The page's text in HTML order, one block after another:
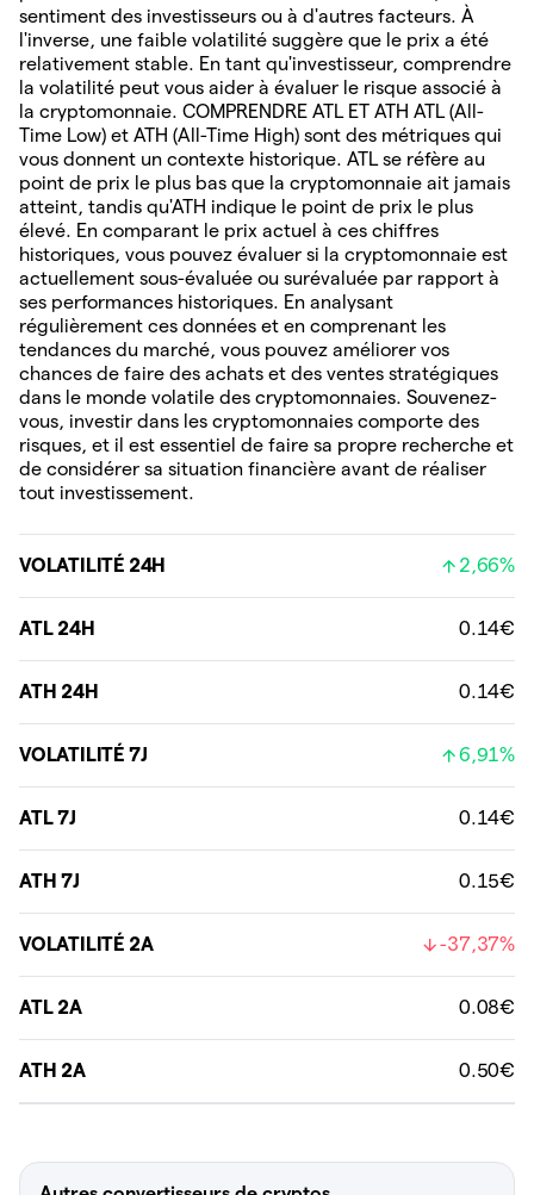
sentiment des investisseurs ou à d'autres facteurs. À
l'inverse, une faible volatilité suggère que le prix a été
relativement stable. En tant qu'investisseur, comprendre
la volatilité peut vous aider à évaluer le risque associé à
la cryptomonnaie. COMPRENDRE ATL ET ATH ATL (All-
Time Low) et ATH (All-Time High) sont des métriques qui
vous donnent un contexte historique. ATL se réfère au
point de prix le plus bas que la cryptomonnaie ait jamais
atteint, tandis qu'ATH indique le point de prix le plus
élevé. En comparant le prix actuel à ces chiffres
historiques, vous pouvez évaluer si la cryptomonnaie est
actuellement sous-évaluée ou surévaluée par rapport à
ses performances historiques. En analysant
régulièrement ces données et en comprenant les
tendances du marché, vous pouvez améliorer vos
chances de faire des achats et des ventes stratégiques
dans le monde volatile des cryptomonnaies. Souvenez-
vous, investir dans les cryptomonnaies comporte des
risques, et il est essentiel de faire sa propre recherche et
de considérer sa situation financière avant de réaliser
tout investissement.
VOLATILITÉ 24H 2,66%
ATL 24H 0.14€
ATH 24H 0.14€
VOLATILITÉ 7J 6,91%
ATL 7J 0.14€
ATH 7J 0.15€
VOLATILITÉ 2A -37,37%
ATL 2A 0.08€
ATH 2A 0.50€